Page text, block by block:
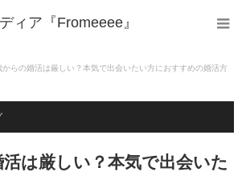
ィア『Fromeeee』
からの婚活は厳しい？本気で出会いたい方におすすめの婚活方
は厳しい？本気で出会いた